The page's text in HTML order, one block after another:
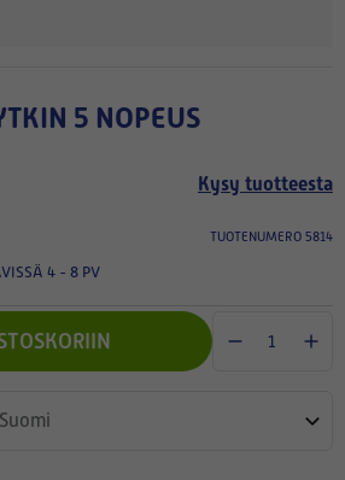
5 NOPEUS
Kysy tuotteesta
TUOTENUMERO 5814
4 - 8 PV